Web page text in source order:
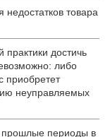
товара
достичь
либо
приобретет
неуправляемых
прошлые периоды в